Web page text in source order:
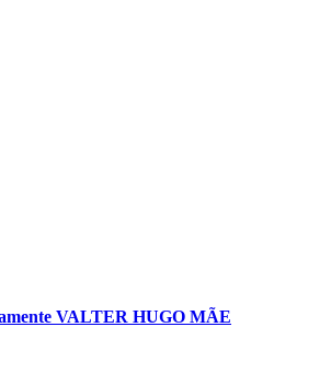
VALTER HUGO MÃE